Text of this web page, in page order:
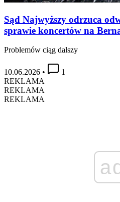
Sąd Najwyższy odrzuca
sprawie koncertów na
Problemów ciąg dalszy
10.06.2026 •
1
REKLAMA
REKLAMA
REKLAMA